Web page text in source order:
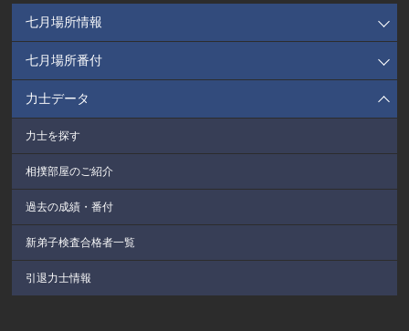
七月場所情報
七月場所番付
力士データ
力士を探す
相撲部屋のご紹介
過去の成績・番付
新弟子検査合格者一覧
引退力士情報